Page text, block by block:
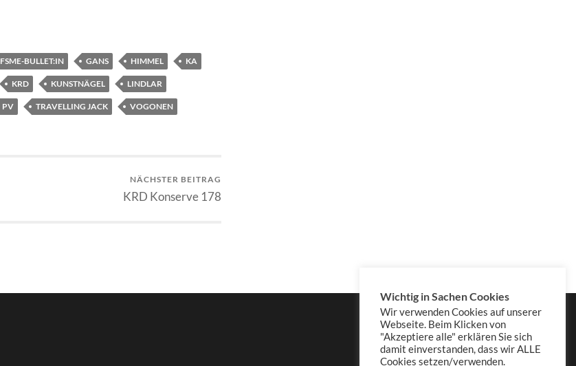
FSME-BULLET:IN GANS HIMMEL KA
KRD KUNSTNÄGEL LINDLAR
PV TRAVELLING JACK VOGONEN
NÄCHSTER BEITRAG
KRD Konserve 178
Wichtig in Sachen Cookies
Wir verwenden Cookies auf unserer
Webseite. Beim Klicken von
"Akzeptiere alle" erklären Sie sich
damit einverstanden, dass wir ALLE
Cookies setzen/verwenden.